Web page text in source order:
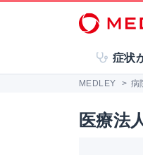
症状
MEDLEY > 病
医療法